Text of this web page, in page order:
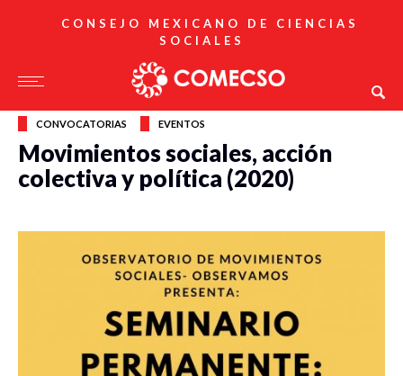
CONSEJO MEXICANO DE CIENCIAS
SOCIALES
CONVOCATORIAS EVENTOS
Movimientos sociales, acción
colectiva y política (2020)